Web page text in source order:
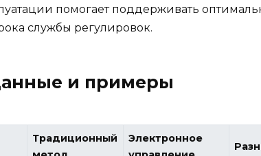
помогает поддерживать
службы регулировок.
и примеры
Традиционный
Электронное